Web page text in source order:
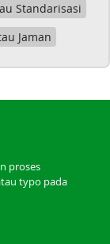
Standarisasi
Jaman
proses
typo pada